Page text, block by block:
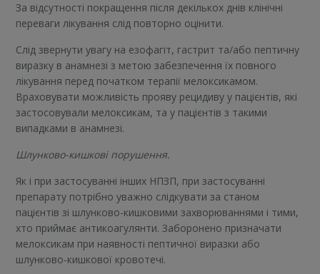
За відсутності покращення після декількох днів клінічні
переваги лікування слід повторно оцінити.
Слід звернути увагу на езофагіт, гастрит та/або пептичну
виразку в анамнезі з метою забезпечення їх повного
лікування перед початком терапії мелоксикамом.
Враховувати можливість прояву рецидиву у пацієнтів, які
застосовували мелоксикам, та у пацієнтів з такими
випадками в анамнезі.
Шлунково-кишкові порушення.
Як і при застосуванні інших НПЗП, при застосуванні
препарату потрібно уважно слідкувати за станом
пацієнтів зі шлунково-кишковими захворюваннями і тими,
хто приймає антикоагулянти. Заборонено призначати
мелоксикам при наявності пептичної виразки або
шлунково-кишкової кровотечі.